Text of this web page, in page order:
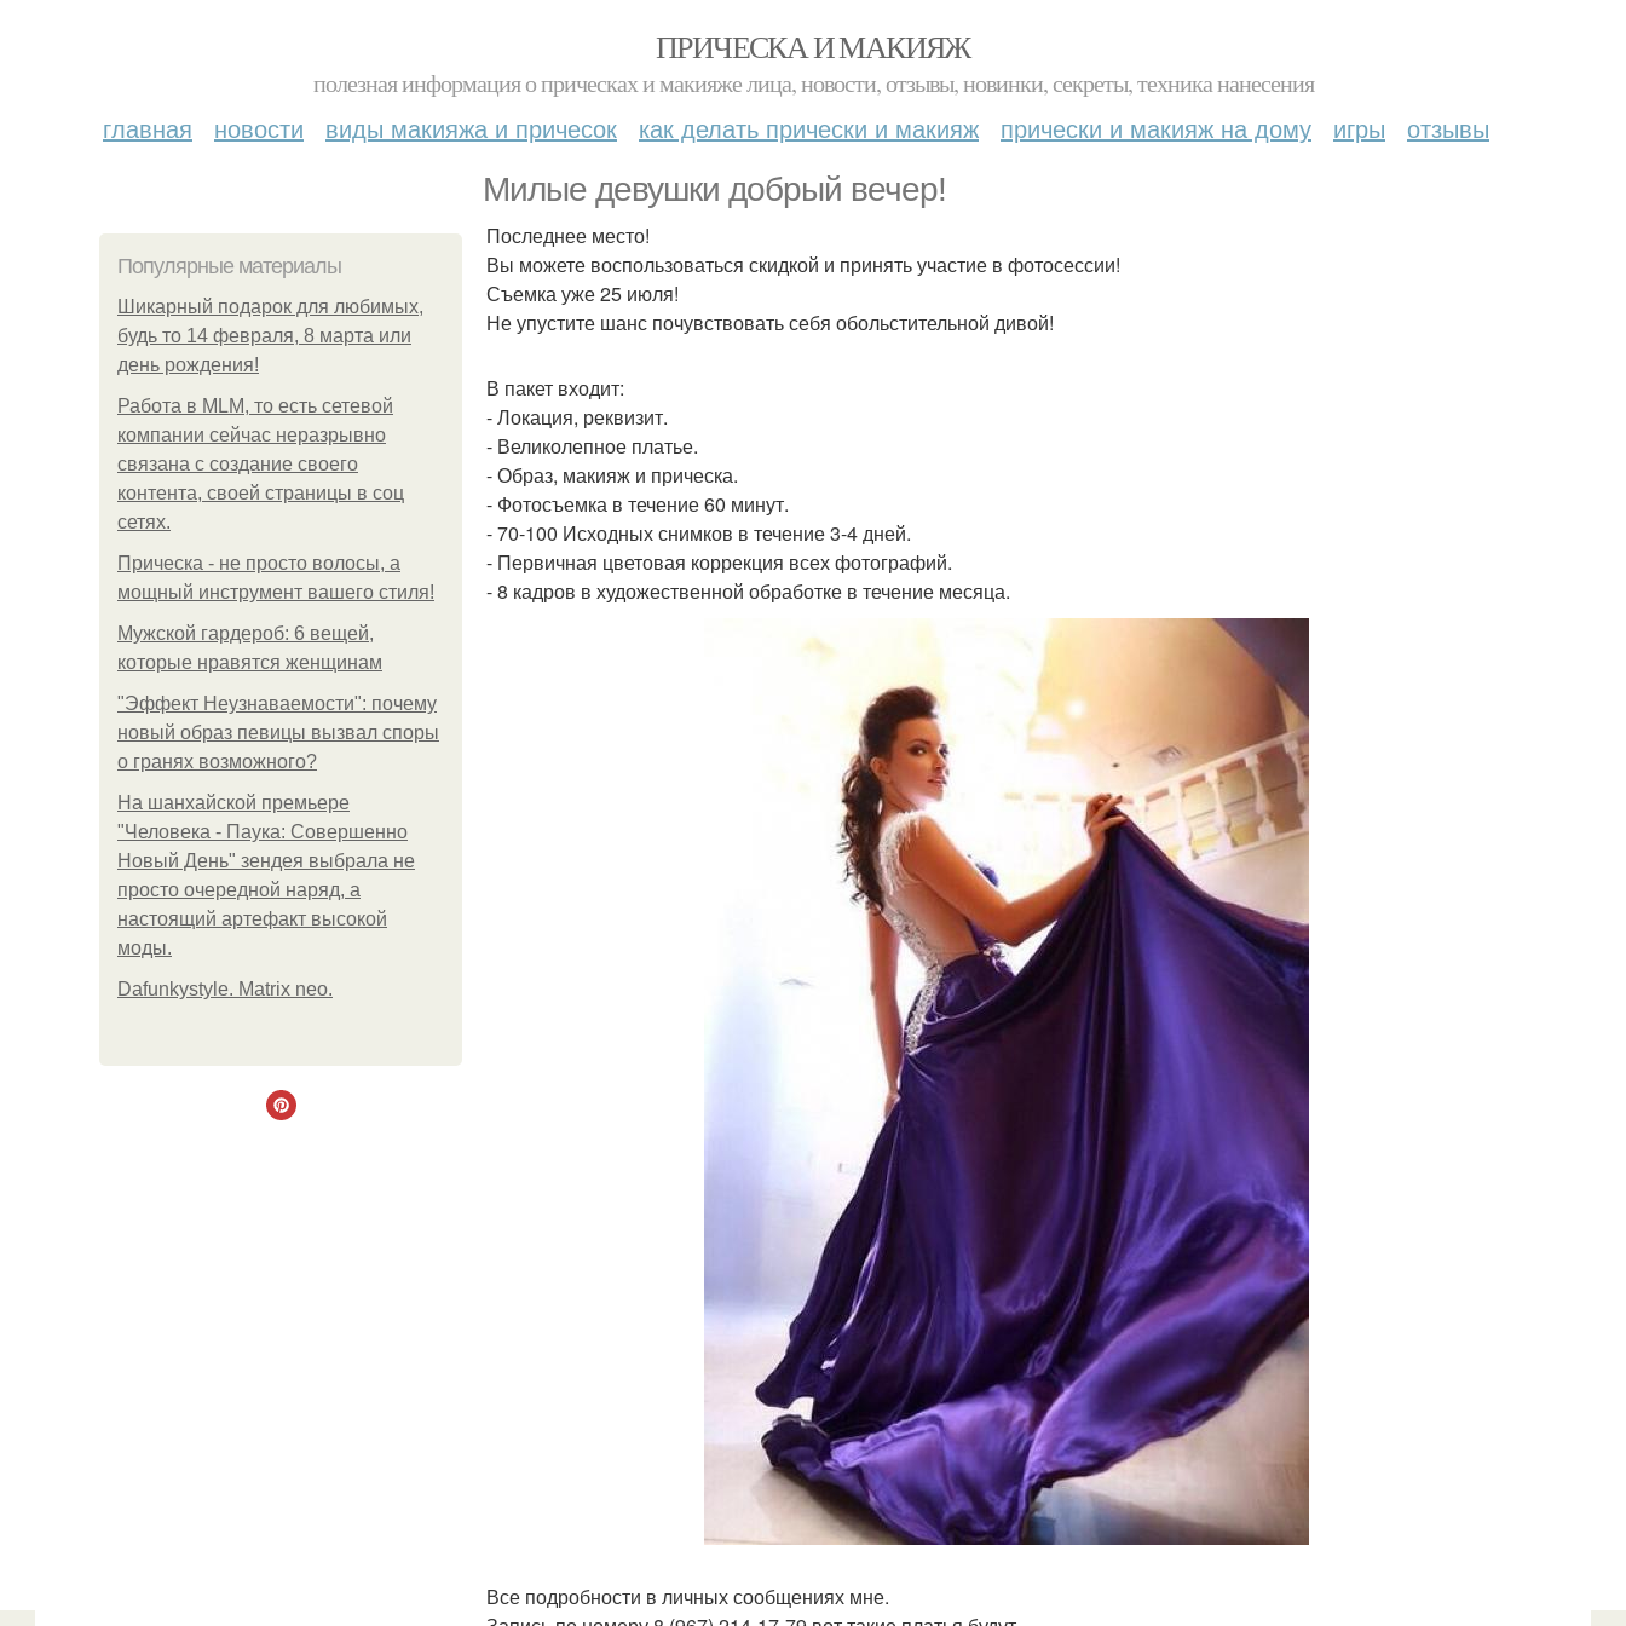
ПРИЧЕСКА И МАКИЯЖ
полезная информация о прическах и макияже лица, новости, отзывы, новинки, секреты, техника нанесения
главная новости виды макияжа и причесок как делать прически и макияж прически и макияж на дому игры отзывы
Милые девушки добрый вечер!
Популярные материалы
Шикарный подарок для любимых,
будь то 14 февраля, 8 марта или
день рождения!
Работа в MLM, то есть сетевой
компании сейчас неразрывно
связана с создание своего
контента, своей страницы в соц
сетях.
Прическа - не просто волосы, а
мощный инструмент вашего стиля!
Мужской гардероб: 6 вещей,
которые нравятся женщинам
"Эффект Неузнаваемости": почему
новый образ певицы вызвал споры
о гранях возможного?
На шанхайской премьере
"Человека - Паука: Совершенно
Новый День" зендея выбрала не
просто очередной наряд, а
настоящий артефакт высокой
моды.
Dafunkystyle. Matrix neo.
Последнее место!
Вы можете воспользоваться скидкой и принять участие в фотосессии!
Съемка уже 25 июля!
Не упустите шанс почувствовать себя обольстительной дивой!
В пакет входит:
- Локация, реквизит.
- Великолепное платье.
- Образ, макияж и прическа.
- Фотосъемка в течение 60 минут.
- 70-100 Исходных снимков в течение 3-4 дней.
- Первичная цветовая коррекция всех фотографий.
- 8 кадров в художественной обработке в течение месяца.
Все подробности в личных сообщениях мне.